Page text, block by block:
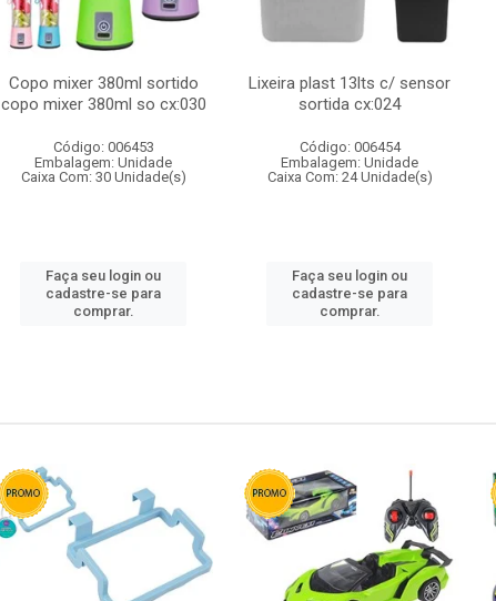
Copo mixer 380ml sortido
copo mixer 380ml so cx:030
Código: 006453
Embalagem: Unidade
Caixa Com: 30 Unidade(s)
Faça seu login ou
cadastre-se para
comprar.
Lixeira plast 13lts c/ sensor
sortida cx:024
Código: 006454
Embalagem: Unidade
Caixa Com: 24 Unidade(s)
Faça seu login ou
cadastre-se para
comprar.